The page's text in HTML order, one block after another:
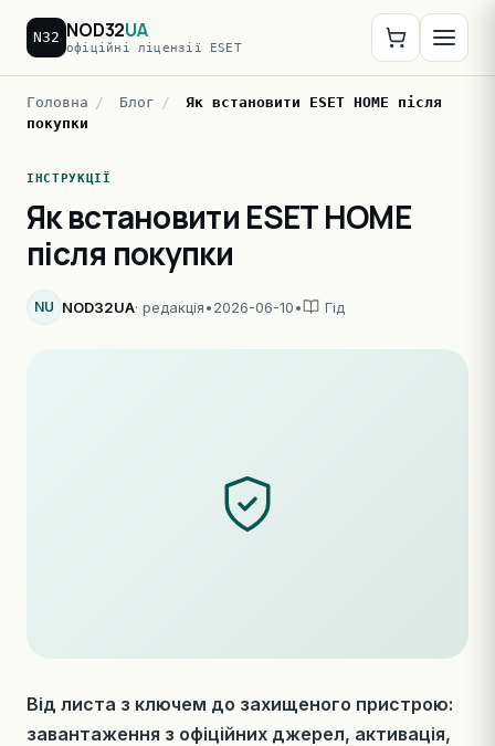
N32 NOD32UA
офіційні ліцензії ESET
Головна / Блог /
Як встановити ESET HOME після
покупки
ІНСТРУКЦІЇ
Як встановити ESET HOME
після покупки
NU NOD32UA· редакція•2026-06-10• Гід
Від листа з ключем до захищеного пристрою:
завантаження з офіційних джерел, активація,